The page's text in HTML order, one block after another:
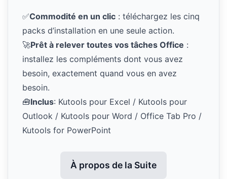
✅Commodité en un clic : téléchargez les cinq
packs d’installation en une seule action.
🚀Prêt à relever toutes vos tâches Office :
installez les compléments dont vous avez
besoin, exactement quand vous en avez
besoin.
🧰Inclus: Kutools pour Excel / Kutools pour
Outlook / Kutools pour Word / Office Tab Pro /
Kutools for PowerPoint
À propos de la Suite